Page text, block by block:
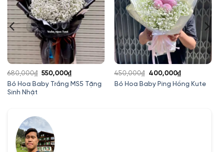
Bó Hoa Baby Trắng MS5 Tặng
Sinh Nhật
680,000₫ Giá
gốc
550,000₫Giá
hiện
Bó Hoa Baby Ping Hồng Kute
450,000₫
Giá
gốc
400,000₫Giá
hiện